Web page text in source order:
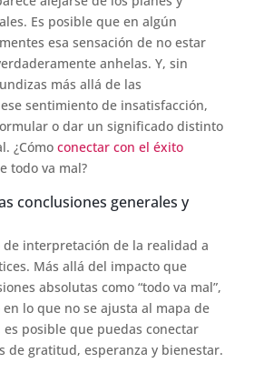
Es posible que en algún
esa sensación de no estar
anhelas. Y, sin
más allá de las
sentimiento de insatisfacción,
o dar un significado distinto
¿Cómo conectar con el éxito
todo va mal?
conclusiones generales y
interpretación de la realidad a
Más allá del impacto que
absolutas como “todo va mal”,
lo que no se ajusta al mapa de
posible que puedas conectar
de gratitud, esperanza y bienestar.